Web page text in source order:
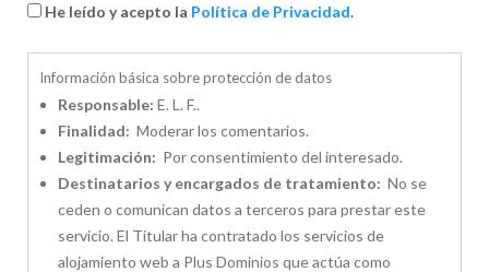
He leído y acepto la Política de Privacidad.
Información básica sobre protección de datos
Responsable: E. L. F..
Finalidad: Moderar los comentarios.
Legitimación: Por consentimiento del interesado.
Destinatarios y encargados de tratamiento: No se
ceden o comunican datos a terceros para prestar este
servicio. El Titular ha contratado los servicios de
alojamiento web a Plus Dominios que actúa como